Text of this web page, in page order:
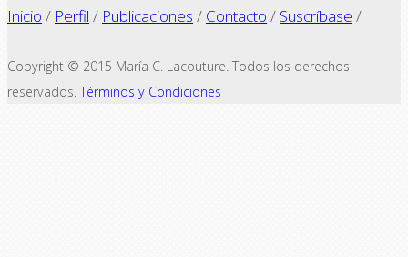
Inicio / Perfil / Publicaciones / Contacto / Suscríbase /
Copyright © 2015 María C. Lacouture. Todos los derechos
reservados.Términos y Condiciones